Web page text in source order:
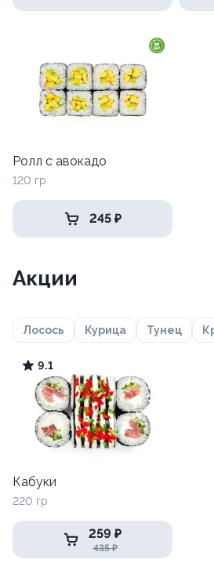
Ролл с авокадо
120 гр
245 ₽
Акции
Лосось Курица Тунец
9.1
Кабуки
220 гр
259 ₽
435 ₽